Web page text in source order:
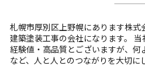
札幌市厚別区上野幌にあります株式
建築塗装工事の会社になります。
経験値・高品質とございますが、
など、人と人とのつながりを大切